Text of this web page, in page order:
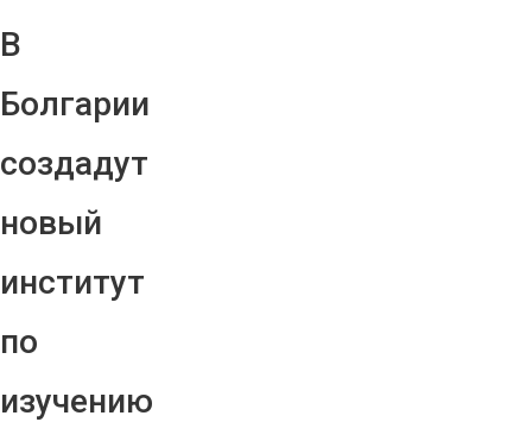
В
Болгарии
создадут
новый
институт
по
изучению